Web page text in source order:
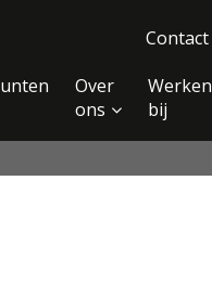
Contact
Over
ons
Werken
bij